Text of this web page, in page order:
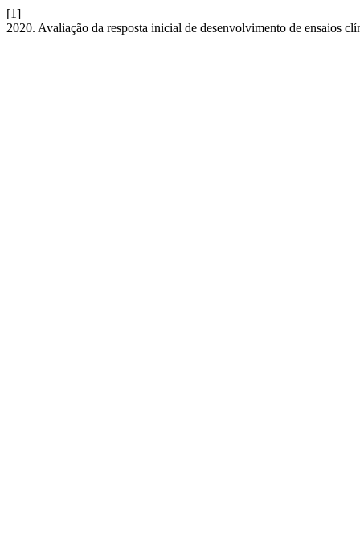
[1]
2020. Avaliação da resposta inicial de desenvolvimento de ensaios